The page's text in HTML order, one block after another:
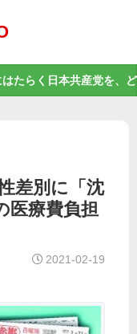
たらく日本共産党を、
差別に「沈
医療費負担
2021-02-19